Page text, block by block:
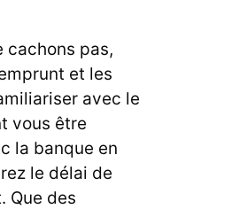
cachons pas,
et les
avec le
vous être
la banque en
le délai de
Que des